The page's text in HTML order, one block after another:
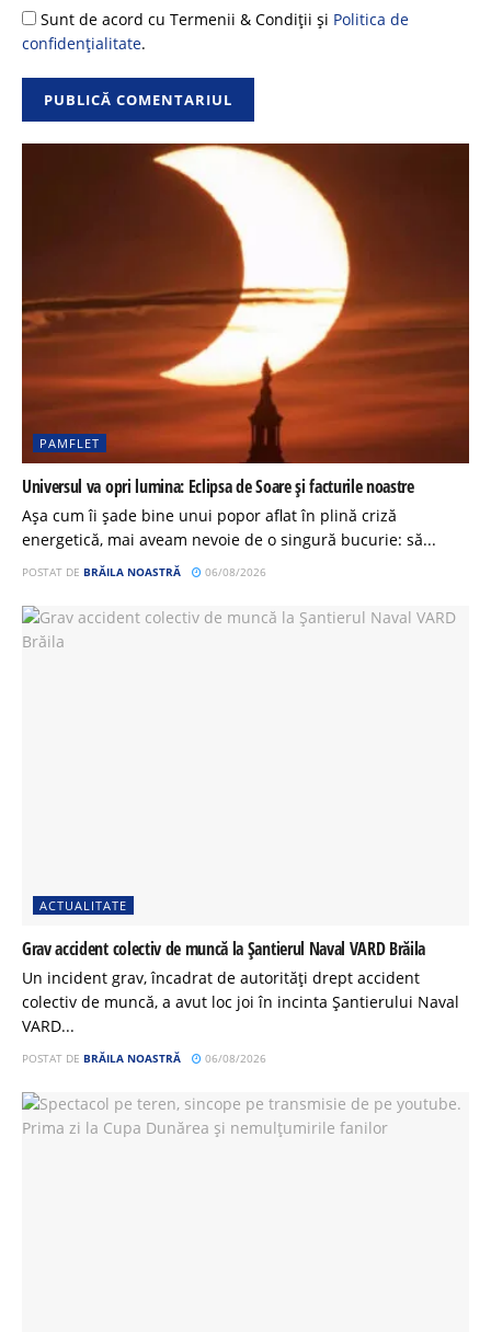
Sunt de acord cu Termenii & Condiții și Politica de
confidențialitate.
PAMFLET
Universul va opri lumina: Eclipsa de Soare și facturile noastre
Așa cum îi șade bine unui popor aflat în plină criză
energetică, mai aveam nevoie de o singură bucurie: să...
POSTAT DE BRĂILA NOASTRĂ 06/08/2026
ACTUALITATE
Grav accident colectiv de muncă la Șantierul Naval VARD Brăila
Un incident grav, încadrat de autorități drept accident
colectiv de muncă, a avut loc joi în incinta Șantierului Naval
VARD...
POSTAT DE BRĂILA NOASTRĂ 06/08/2026